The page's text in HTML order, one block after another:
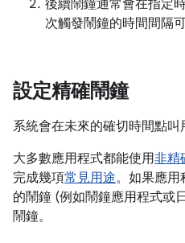
後續鬧鐘通常會在指定
次觸發鬧鐘的時間間隔
設定精確鬧鐘
系統會在未來的確切時間點叫
大多數應用程式都能使用非精
完成幾項常見用途。如果應用
的鬧鐘 (例如鬧鐘應用程式或
鬧鐘。